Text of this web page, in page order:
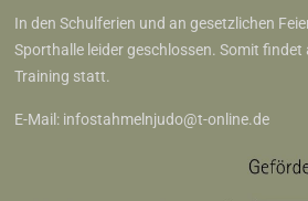
In den Schulferien und an gesetzlichen
Sporthalle leider geschlossen. Somit findet
Training statt.
E-Mail: infostahmelnjudo@t-online.de